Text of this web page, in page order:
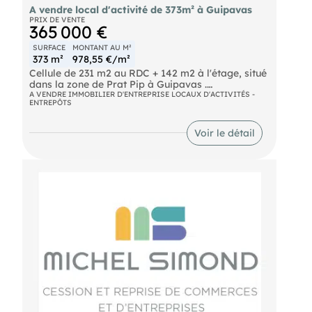
A vendre local d'activité de 373m² à Guipavas
PRIX DE VENTE
365 000 €
SURFACE
373 m²
MONTANT AU M²
978,55 €/m²
Cellule de 231 m2 au RDC + 142 m2 à l'étage, situé
dans la zone de Prat Pip à Guipavas .
places de parking privées : 3 + 6 places publiques
A VENDRE IMMOBILIER D'ENTREPRISE LOCAUX D'ACTIVITÉS -
ENTREPÔTS
Voir le détail